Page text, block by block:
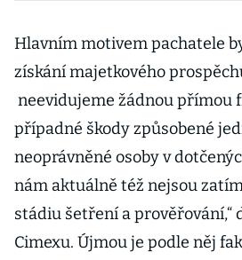
Hlavním motivem pachatele
získání majetkového
neevidujeme žádnou přímou
případné škody způsobené
neoprávněné osoby v
nám aktuálně též nejsou
stádiu šetření a prověřování,“
Cimexu. Újmou je podle něj